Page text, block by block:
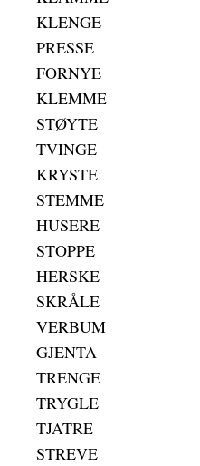
KLENGE
PRESSE
FORNYE
KLEMME
STØYTE
TVINGE
KRYSTE
STEMME
HUSERE
STOPPE
HERSKE
SKRÅLE
VERBUM
GJENTA
TRENGE
TRYGLE
TJATRE
STREVE